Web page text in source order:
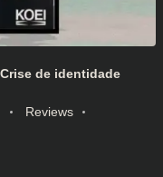
de identidade
Reviews